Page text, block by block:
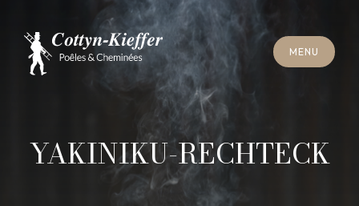
M EN U
MENU
R O R N T EINRE IG N
OR TE IN R IN
S HL
H E SS E N
YAKINIKU-RECHTECK